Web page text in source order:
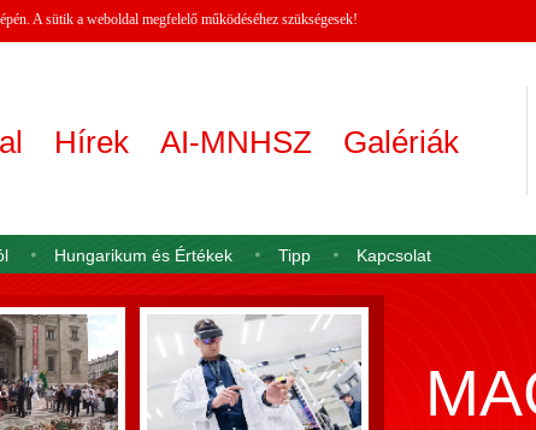
A sütik a weboldal megfelelő működéséhez szükségesek!
Hírek AI-MNHSZ Galériák
Hungarikum és Értékek Tipp Kapcsolat